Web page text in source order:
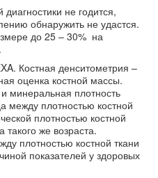
не годится,
обнаружить не удастся.
до 25 – 30% на
Костная денситометрия –
оценка костной массы.
минеральная плотность
между плотностью костной
плотностью костной
такого же возраста.
плотностью костной ткани
показателей у здоровых